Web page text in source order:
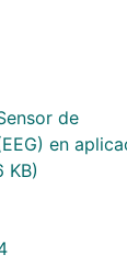
de
en
KB)